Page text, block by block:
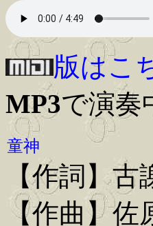
版はこ
MP3で演奏
童神
【作詞】古
【作曲】